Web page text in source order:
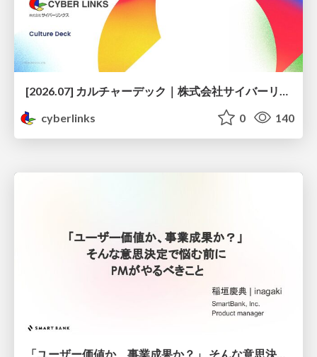
cyberlinks
0 140